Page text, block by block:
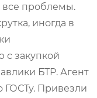
проблемы.
иногда в
закупкой
БТР. Агент
ГОСТу. Привезли